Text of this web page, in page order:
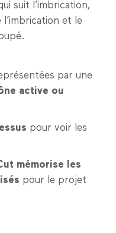
suit l’imbrication,
et le
par une
active ou
pour voir les
mémorise les
pour le projet